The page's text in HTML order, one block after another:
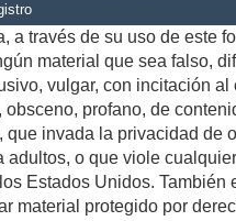
a través de su uso de este
material que sea falso,
vulgar, con incitación al
obsceno, profano, de
que invada la privacidad de
adultos, o que viole
Estados Unidos. También
material protegido por